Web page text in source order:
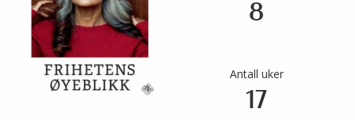
8
Antall uker
17